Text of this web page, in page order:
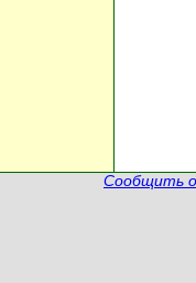
Сообщить о